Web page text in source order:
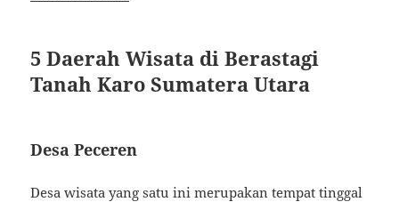
5 Daerah Wisata di Berastagi
Tanah Karo Sumatera Utara
Desa Peceren
Desa wisata yang satu ini merupakan tempat tinggal